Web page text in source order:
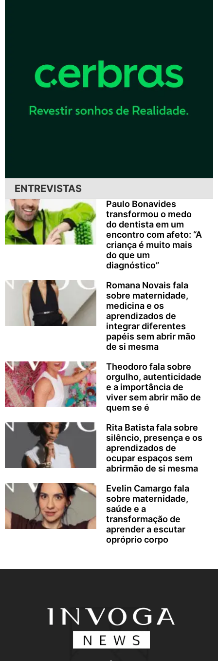
ENTREVISTAS
Paulo Bonavides
transformou o medo
do dentista em um
encontro com afeto: “A
criança é muito mais
do que um
diagnóstico”
Romana Novais fala
sobre maternidade,
medicina e os
aprendizados de
integrar diferentes
papéis sem abrir mão
de si mesma
Theodoro fala sobre
orgulho, autenticidade
e a importância de
viver sem abrir mão de
quem se é
Rita Batista fala sobre
silêncio, presença e os
aprendizados de
ocupar espaços sem
abrirmão de si mesma
Evelin Camargo fala
sobre maternidade,
saúde e a
transformação de
aprender a escutar
opróprio corpo